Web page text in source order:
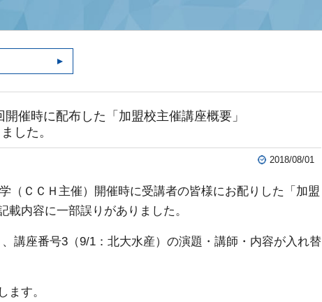
開催時に配布した「加盟校主催講座概要」
した。
2018/08/01
（ＣＣＨ主催）開催時に受講者の皆様にお配りした「加盟
内容に一部誤りがありました。
講座番号3（9/1：北大水産）の演題・講師・内容が入れ替
ます。